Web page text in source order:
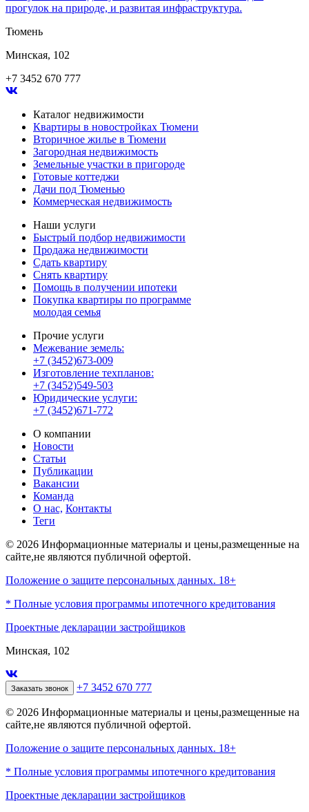
прогулок на природе, и развитая инфраструктура.
Тюмень
Минская, 102
+7 3452 670 777
Каталог недвижимости
Квартиры в новостройках Тюмени
Вторичное жилье в Тюмени
Загородная недвижимость
Земельные участки в пригороде
Готовые коттеджи
Дачи под Тюменью
Коммерческая недвижимость
Наши услуги
Быстрый подбор недвижимости
Продажа недвижимости
Сдать квартиру
Снять квартиру
Помощь в получении ипотеки
Покупка квартиры по программе
молодая семья
Прочие услуги
Межевание земель:
+7 (3452)673-009
Изготовление техпланов:
+7 (3452)549-503
Юридические услуги:
+7 (3452)671-772
О компании
Новости
Статьи
Публикации
Вакансии
Команда
О нас, Контакты
Теги
© 2026 Информационные материалы и цены,размещенные на
сайте,не являются публичной офертой.
Положение о защите персональных данных. 18+
* Полные условия программы ипотечного кредитования
Проектные декларации застройщиков
Минская, 102
Заказать звонок +7 3452 670 777
© 2026 Информационные материалы и цены,размещенные на
сайте,не являются публичной офертой.
Положение о защите персональных данных. 18+
* Полные условия программы ипотечного кредитования
Проектные декларации застройщиков